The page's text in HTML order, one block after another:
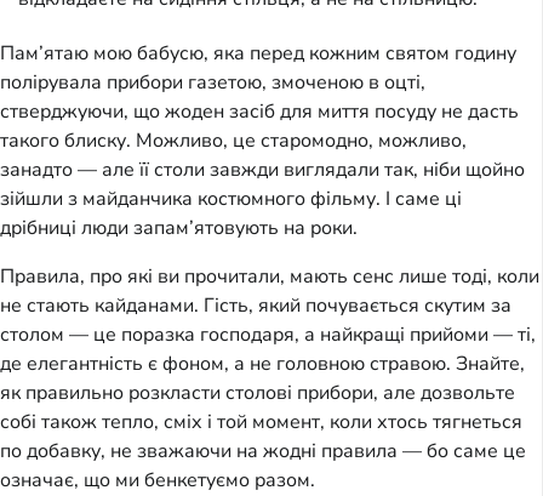
Пам’ятаю мою бабусю, яка перед кожним святом годину
полірувала прибори газетою, змоченою в оцті,
стверджуючи, що жоден засіб для миття посуду не дасть
такого блиску. Можливо, це старомодно, можливо,
занадто — але її столи завжди виглядали так, ніби щойно
зійшли з майданчика костюмного фільму. І саме ці
дрібниці люди запам’ятовують на роки.
Правила, про які ви прочитали, мають сенс лише тоді, коли
не стають кайданами. Гість, який почувається скутим за
столом — це поразка господаря, а найкращі прийоми — ті,
де елегантність є фоном, а не головною стравою. Знайте,
як правильно розкласти столові прибори, але дозвольте
собі також тепло, сміх і той момент, коли хтось тягнеться
по добавку, не зважаючи на жодні правила — бо саме це
означає, що ми бенкетуємо разом.